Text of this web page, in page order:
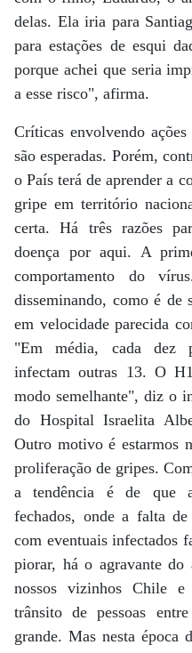
delas. Ela iria para
para estações de esqui
porque achei que seria
a esse risco", afirma.
Críticas envolvendo
são esperadas. Porém,
o País terá de aprender a
gripe em território
certa. Há três razões
doença por aqui. A
comportamento do
disseminando, como é de
em velocidade parecida
"Em média, cada dez
infectam outras 13. O
modo semelhante", diz o
do Hospital Israelita
Outro motivo é estarmos
proliferação de gripes.
a tendência é de que
fechados, onde a falta
com eventuais infectados
piorar, há o agravante
nossos vizinhos Chile e
trânsito de pessoas
grande. Mas nesta época